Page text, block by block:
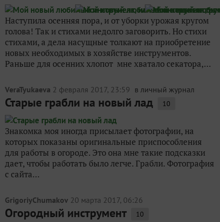
Наступила осенняя пора, и от уборки урожая кругом
голова! Так и стихами недолго заговорить. Но стихи
стихами, а дела насущные толкают на приобретение
новых необходимых в хозяйстве инструментов.
Раньше для осенних хлопот мне хватало секатора,...
VeraTyukaeva 2 февраля 2017, 23:59 в личный журнал
Старые грабли на новый лад 10
Знакомка моя иногда присылает фотографии, на
которых показаны оригинальные приспособления
для работы в огороде. Это она мне такие подсказки
дает, чтобы работать было легче. Грабли. Фотография
с сайта...
GrigoriyChumakov 20 марта 2017, 06:26
Огородный инструмент 10